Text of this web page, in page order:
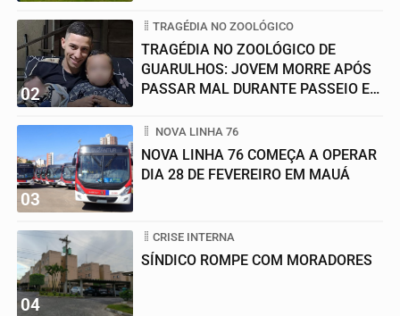
02
TRAGÉDIA NO ZOOLÓGICO
TRAGÉDIA NO ZOOLÓGICO DE
GUARULHOS: JOVEM MORRE APÓS
PASSAR MAL DURANTE PASSEIO EM
03
NOVA LINHA 76
NOVA LINHA 76 COMEÇA A OPERAR
DIA 28 DE FEVEREIRO EM MAUÁ
04
CRISE INTERNA
SÍNDICO ROMPE COM MORADORES